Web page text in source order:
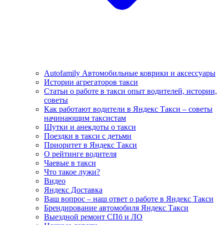
Autofamily Автомобильные коврики и аксессуары
Истории агрегаторов такси
Статьи о работе в такси опыт водителей, истории,
советы
Как работают водители в Яндекс Такси – советы
начинающим таксистам
Шутки и анекдоты о такси
Поездки в такси с детьми
Приоритет в Яндекс Такси
О рейтинге водителя
Чаевые в такси
Что такое лужи?
Видео
Яндекс Доставка
Ваш вопрос – наш ответ о работе в Яндекс Такси
Брендирование автомобиля Яндекс Такси
Выездной ремонт СПб и ЛО